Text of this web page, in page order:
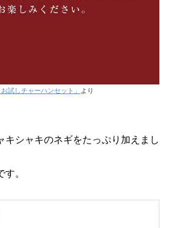
お試しチャーハンセット」 より
キシャキのネギをたっぷり加えまし
。